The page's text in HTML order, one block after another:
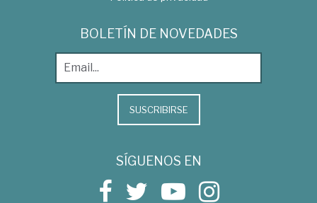
BOLETÍN DE NOVEDADES
SUSCRIBIRSE
SÍGUENOS EN